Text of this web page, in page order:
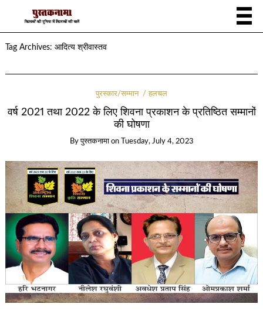
Tag Archives: आदित्य श्रीवास्तव
पुरस्कार/सम्मान हलचल
वर्ष 2021 तथा 2022 के लिए शिवना प्रकाशन के प्रतिष्ठित सम्मानों
की घोषणा
Byपुस्तकनामा on Tuesday, July 4, 2023